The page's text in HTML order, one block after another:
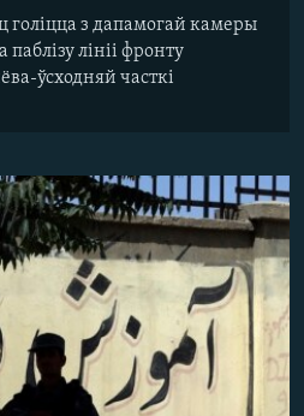
голіцца з дапамогай камеры
лініі фронту
ўсходняй часткі